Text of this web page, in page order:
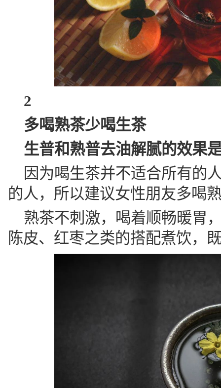
2
多喝熟茶少喝生茶
生普和熟普去油解腻的效果
因为喝生茶并不适合所有的
的人，所以建议女性朋友多喝
熟茶不刺激，喝着顺畅暖胃
陈皮、红枣之类的搭配煮饮，